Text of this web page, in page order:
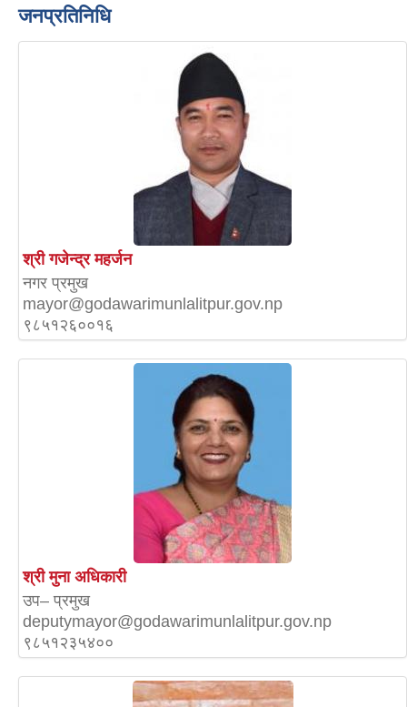
जनप्रतिनिधि
श्री गजेन्द्र महर्जन
नगर प्रमुख
mayor@godawarimunlalitpur.gov.np
९८५१२६००१६
श्री मुना अधिकारी
उप– प्रमुख
deputymayor@godawarimunlalitpur.gov.np
९८५१२३५४००